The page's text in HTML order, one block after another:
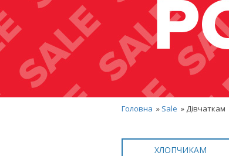
Головна » Sale » Дівчаткам
ХЛОПЧИКАМ